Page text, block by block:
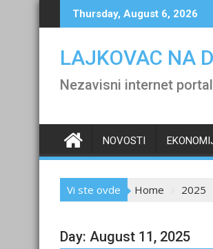
to
Thursday, August 6, 2026
LAJKOVAC NA
Nezavisni internet portal
NOVOSTI
Vi ste ovde Home 2025
Day: August 11, 2025